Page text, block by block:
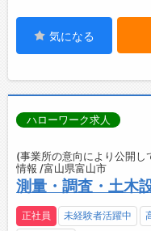
気になる
ハローワーク求人
(事業所の意向により公開し
情報 /富山県富山市
測量・調査・土木
正社員 未経験者活躍中